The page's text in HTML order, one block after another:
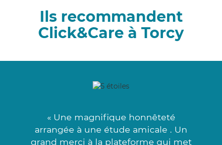
Ils recommandent
Click&Care à Torcy
« Une magnifique honnêteté
arrangée à une étude amicale . Un
grand merci à la plateforme qui met